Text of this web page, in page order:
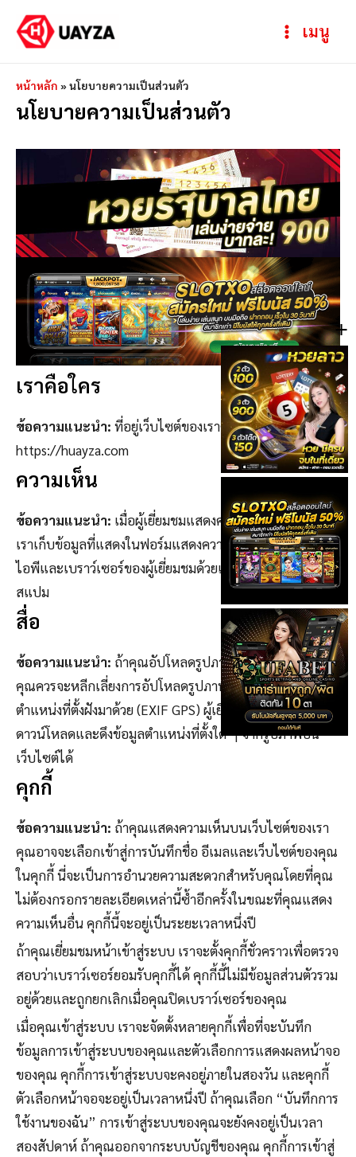
Mainเมนู
หน้าหลัก »นโยบายความเป็นส่วนตัว
นโยบายความเป็นส่วนตัว
เราคือใคร
ข้อความแนะนำ: ที่อยู่เว็บไซต์ของเราคือ:
https://huayza.com
ความเห็น
ข้อความแนะนำ: เมื่อผู้เยี่ยมชมแสดงความเห็นในเว็บไซต์
เราเก็บข้อมูลที่แสดงในฟอร์มแสดงความเห็น และหมายเลข
ไอพีและเบราว์เซอร์ของผู้เยี่ยมชมด้วยเพื่อช่วยการตรวจสอบ
สแปม
สื่อ
ข้อความแนะนำ: ถ้าคุณอัปโหลดรูปภาพขึ้นมายังเว็บไซต์
คุณควรจะหลีกเลี่ยงการอัปโหลดรูปภาพที่มีข้อมูล
ตำแหน่งที่ตั้งฝังมาด้วย (EXIF GPS) ผู้เยี่ยมชมเว็บไซต์สามารถ
ดาวน์โหลดและดึงข้อมูลตำแหน่งที่ตั้งใด ๆ จากรูปภาพบน
เว็บไซต์ได้
คุกกี้
ข้อความแนะนำ: ถ้าคุณแสดงความเห็นบนเว็บไซต์ของเรา
คุณอาจจะเลือกเข้าสู่การบันทึกชื่อ อีเมลและเว็บไซต์ของคุณ
ในคุกกี้ นี่จะเป็นการอำนวยความสะดวกสำหรับคุณโดยที่คุณ
ไม่ต้องกรอกรายละเอียดเหล่านี้ซ้ำอีกครั้งในขณะที่คุณแสดง
ความเห็นอื่น คุกกี้นี้จะอยู่เป็นระยะเวลาหนึ่งปี
ถ้าคุณเยี่ยมชมหน้าเข้าสู่ระบบ เราจะตั้งคุกกี้ชั่วคราวเพื่อตรวจ
สอบว่าเบราว์เซอร์ยอมรับคุกกี้ได้ คุกกี้นี้ไม่มีข้อมูลส่วนตัวรวม
อยู่ด้วยและถูกยกเลิกเมื่อคุณปิดเบราว์เซอร์ของคุณ
เมื่อคุณเข้าสู่ระบบ เราจะจัดตั้งหลายคุกกี้เพื่อที่จะบันทึก
ข้อมูลการเข้าสู่ระบบของคุณและตัวเลือกการแสดงผลหน้าจอ
ของคุณ คุกกี้การเข้าสู่ระบบจะคงอยู่ภายในสองวัน และคุกกี้
ตัวเลือกหน้าจอจะอยู่เป็นเวลาหนึ่งปี ถ้าคุณเลือก “บันทึกการ
ใช้งานของฉัน” การเข้าสู่ระบบของคุณจะยังคงอยู่เป็นเวลา
สองสัปดาห์ ถ้าคุณออกจากระบบบัญชีของคุณ คุกกี้การเข้าสู่
+